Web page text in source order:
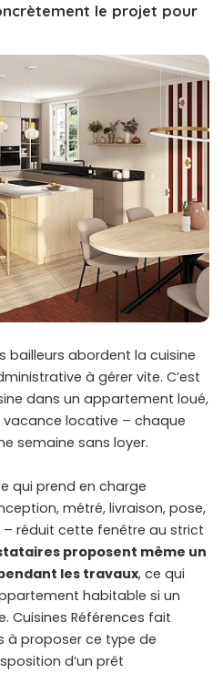
le projet pour
bailleurs abordent la cuisine
à gérer vite. C’est
dans un appartement loué,
vacance locative – chaque
semaine sans loyer.
qui prend en charge
métré, livraison, pose,
réduit cette fenêtre au strict
proposent même un
les travaux, ce qui
habitable si un
Cuisines Références fait
à proposer ce type de
d’un prêt